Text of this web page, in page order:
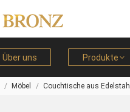
Über uns Produkte
Möbel Couchtische aus Edelstahl